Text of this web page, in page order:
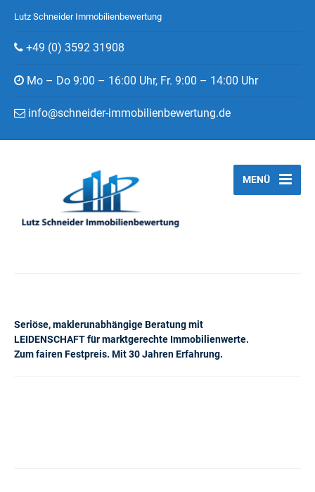
Lutz Schneider Immobilienbewertung
+49 (0) 3592 31908
Mo – Do 9:00 – 16:00 Uhr, Fr. 9:00 – 14:00 Uhr
info@schneider-immobilienbewertung.de
Seriöse, maklerunabhängige Beratung mit
LEIDENSCHAFT für marktgerechte Immobilienwerte.
Zum fairen Festpreis. Mit 30 Jahren Erfahrung.
MENÜ